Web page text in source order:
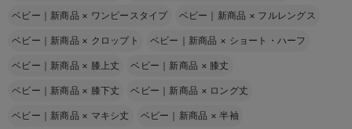
ベビー｜新商品 × ワンピースタイプ ベビー｜新商品 × フルレングス
ベビー｜新商品 × クロップト ベビー｜新商品 × ショート・ハーフ
ベビー｜新商品 × 膝上丈 ベビー｜新商品 × 膝丈
ベビー｜新商品 × 膝下丈 ベビー｜新商品 × ロング丈
ベビー｜新商品 × マキシ丈 ベビー｜新商品 ×半袖